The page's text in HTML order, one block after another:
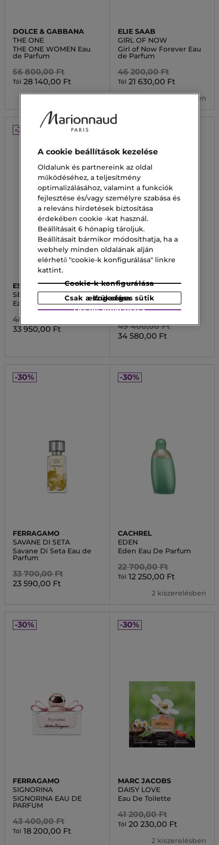
DOLCE & GABBANA
THE ONE
THE ONE WOMEN Eau
de Parfum
56 800,00 Ft
Tól 28 140,00 Ft
ELIE SAAB
GIRL OF NOW
Girl of Now Forever Eau
de Parfum
46 200,00 Ft
Tól 21 630,00 Ft
2 kiszerelésben
-30%
ESTEE LAUDER
SENSUOUS
Eau de Parfum
48 500,00 Ft
33 950,00 Ft
ELIE SAAB
LE PARFUM
Le Parfum Eau de
Parfum
49 400,00 Ft
34 580,00 Ft
-30%
FERRAGAMO
SAVANE DI SETA
Savane Di Seta Eau de
Parfum
33 700,00 Ft
23 590,00 Ft
-30%
CACHREL
EDEN
Eden Eau De Parfum
22 700,00 Ft
Tól 12 250,00 Ft
2 kiszerelésben
-30%
FERRAGAMO
SIGNORINA
SIGNORINA EAU DE
PARFUM
43 400,00 Ft
Tól 18 200,00 Ft
-30%
MARC JACOBS
DAISY LOVE
Eau De Toilette
41 200,00 Ft
Tól 20 230,00 Ft
2 kiszerelésben
A cookie beállítások kezelése
Oldalunk és partnereink az oldal
működéséhez, a teljesítmény
optimalizálásához, valamint a funkciók
fejlesztése és/vagy személyre szabása és
a releváns hirdetések biztosítása
érdekében cookie -kat használ.
Beállításait 6 hónapig tároljuk.
Beállításait bármikor módosíthatja, ha a
webhely minden oldalának alján
elérhető "cookie-k konfigurálása" linkre
kattint.
Cookie-k konfigurálása
Csak a szükséges sütik elfogadása
Összes elfogadása